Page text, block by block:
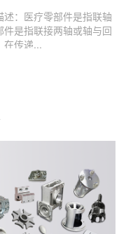
： 医疗零部件是指联轴
件是指联接两轴或轴与回
在传递...
……...